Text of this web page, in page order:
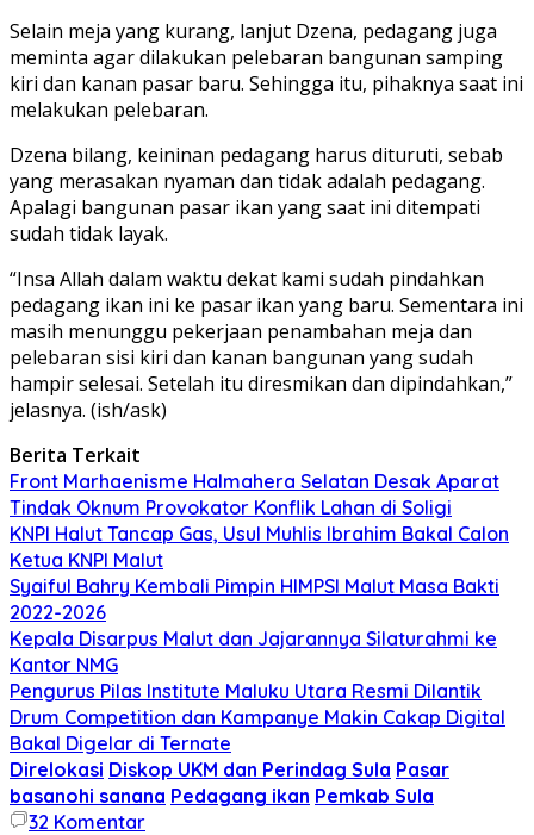
Selain meja yang kurang, lanjut Dzena, pedagang juga
meminta agar dilakukan pelebaran bangunan samping
kiri dan kanan pasar baru. Sehingga itu, pihaknya saat ini
melakukan pelebaran.
Dzena bilang, keininan pedagang harus dituruti, sebab
yang merasakan nyaman dan tidak adalah pedagang.
Apalagi bangunan pasar ikan yang saat ini ditempati
sudah tidak layak.
“Insa Allah dalam waktu dekat kami sudah pindahkan
pedagang ikan ini ke pasar ikan yang baru. Sementara ini
masih menunggu pekerjaan penambahan meja dan
pelebaran sisi kiri dan kanan bangunan yang sudah
hampir selesai. Setelah itu diresmikan dan dipindahkan,”
jelasnya. (ish/ask)
Berita Terkait
Front Marhaenisme Halmahera Selatan Desak Aparat
Tindak Oknum Provokator Konflik Lahan di Soligi
KNPI Halut Tancap Gas, Usul Muhlis Ibrahim Bakal Calon
Ketua KNPI Malut
Syaiful Bahry Kembali Pimpin HIMPSI Malut Masa Bakti
2022-2026
Kepala Disarpus Malut dan Jajarannya Silaturahmi ke
Kantor NMG
Pengurus Pilas Institute Maluku Utara Resmi Dilantik
Drum Competition dan Kampanye Makin Cakap Digital
Bakal Digelar di Ternate
Direlokasi Diskop UKM dan Perindag Sula Pasar
basanohi sanana Pedagang ikan Pemkab Sula
32 Komentar